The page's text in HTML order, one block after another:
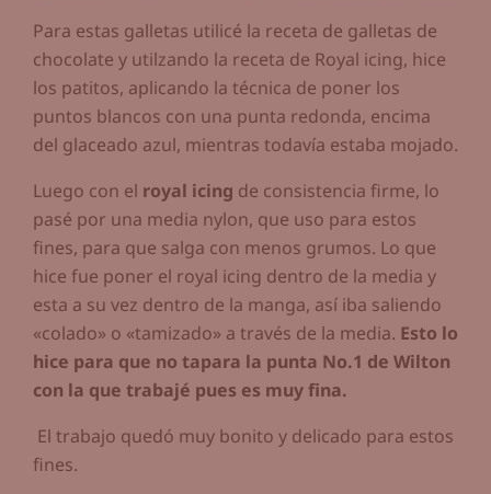
Para estas galletas utilicé la receta de galletas de
chocolate y utilzando la receta de Royal icing, hice
los patitos, aplicando la técnica de poner los
puntos blancos con una punta redonda, encima
del glaceado azul, mientras todavía estaba mojado.
Luego con el royal icing de consistencia firme, lo
pasé por una media nylon, que uso para estos
fines, para que salga con menos grumos. Lo que
hice fue poner el royal icing dentro de la media y
esta a su vez dentro de la manga, así iba saliendo
«colado» o «tamizado» a través de la media. Esto lo
hice para que no tapara la punta No.1 de Wilton
con la que trabajé pues es muy fina.
El trabajo quedó muy bonito y delicado para estos
fines.